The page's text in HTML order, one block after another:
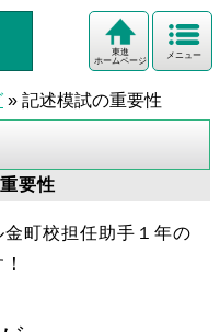
メニュー
東進
ホームページ
» 記述模試の重要性
要性
町校担任助手１年の